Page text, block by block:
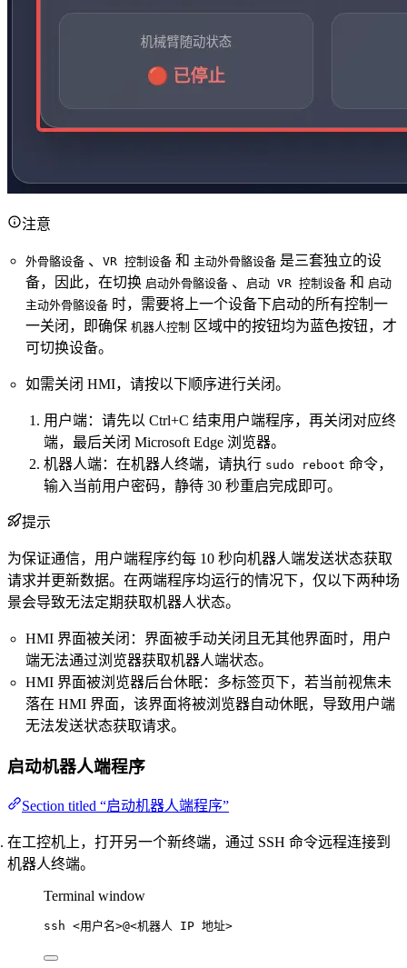
注意
外骨骼设备 、 VR 控制设备 和 主动外骨骼设备 是三套独立的设
备，因此，在切换 启动外骨骼设备 、 启动 VR 控制设备 和 启动
主动外骨骼设备 时，需要将上一个设备下启动的所有控制一
一关闭，即确保 机器人控制
区域中的按钮均为蓝色按钮，才
可切换设备。
如需关闭 HMI，请按以下顺序进行关闭。
用户端：请先以 Ctrl+C 结束用户端程序，再关闭对应终
端，最后关闭 Microsoft Edge 浏览器。
机器人端：在机器人终端，请执行 sudo reboot 命令，
输入当前用户密码，静待 30 秒重启完成即可。
提示
为保证通信，用户端程序约每 10 秒向机器人端发送状态获取
请求并更新数据。在两端程序均运行的情况下，仅以下两种场
景会导致无法定期获取机器人状态。
HMI 界面被关闭：界面被手动关闭且无其他界面时，用户
端无法通过浏览器获取机器人端状态。
HMI 界面被浏览器后台休眠：多标签页下，若当前视焦未
落在 HMI 界面，该界面将被浏览器自动休眠，导致用户端
无法发送状态获取请求。
启动机器人端程序
Section titled “启动机器人端程序”
在工控机上，打开另一个新终端，通过 SSH 命令远程连接到
机器人终端。
Terminal window
ssh <用户名>@<机器人 IP 地址>